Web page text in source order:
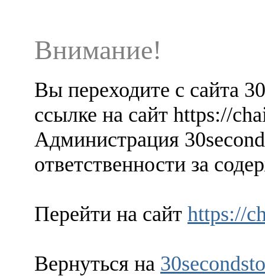
Внимание!
Вы переходите с сайта
ссылке на сайт https://
Администрация
ответственности за
Перейти на сайт https://
Вернуться на